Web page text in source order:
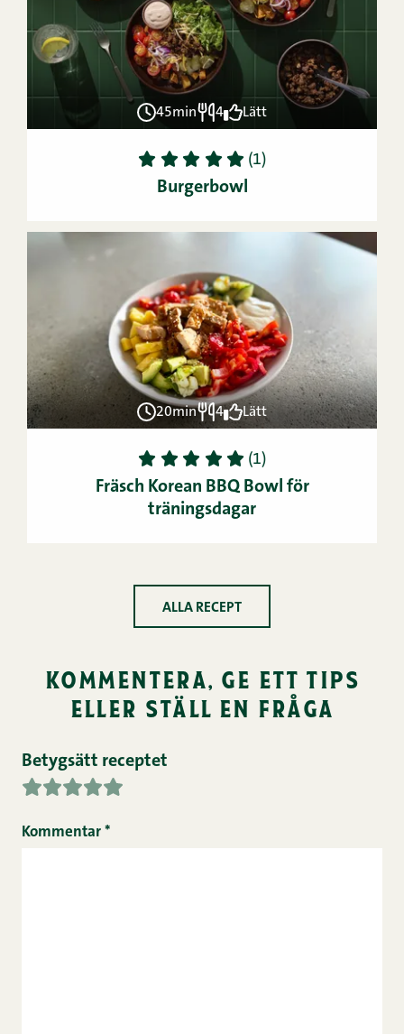
45min 4 Lätt
1 2 3 4 5 (1)
Burgerbowl
20min 4 Lätt
1 2 3 4 5 (1)
Fräsch Korean BBQ Bowl för
träningsdagar
ALLA RECEPT
kommentera, ge ett tips
eller ställ en fråga
Betygsätt receptet
Kommentar *